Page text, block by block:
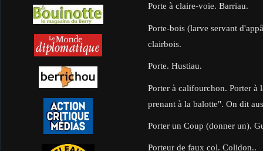
Porte à claire-voie. Barriau.
Porte-bois (larve servant
clairbois.
Porte. Hustiau.
Porter à califourchon. Porter à
prenant à la balotte". On dit
Porter un Coup (donner un).
Porteur de faux col. Colidon..